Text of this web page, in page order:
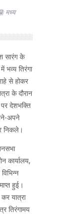
मध्य
सारंग के
भव्य तिरंगा
से होकर
के दौरान
देशभक्ति
अपने
निकले।
कार्यालय,
हुई।
कर यात्रा
तिरंगामय